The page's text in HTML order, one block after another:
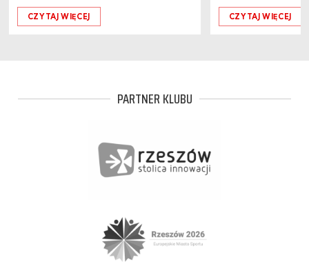
CZYTAJ WIĘCEJ CZYTAJ WIĘCEJ
PARTNER KLUBU